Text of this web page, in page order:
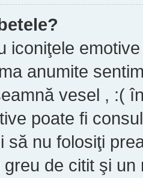
iconiţele
anumite
vesel , :(
poate fi
să nu folosiţi
de citit şi